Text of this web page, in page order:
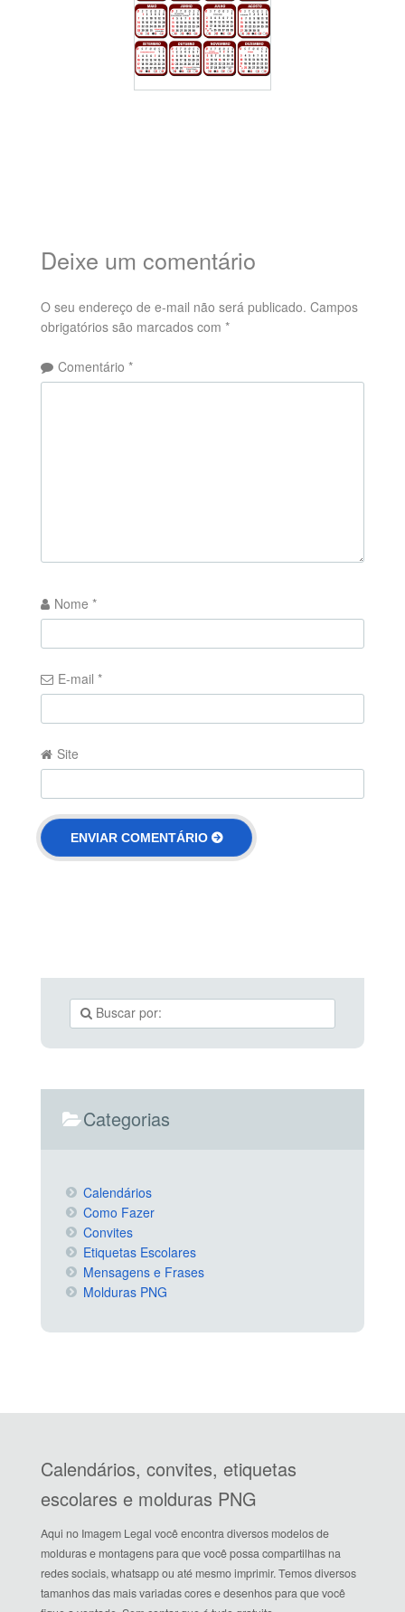
Deixe um comentário
O seu endereço de e-mail não será publicado. Campos
obrigatórios são marcados com *
Comentário *
Nome *
E-mail *
Site
Categorias
Calendários
Como Fazer
Convites
Etiquetas Escolares
Mensagens e Frases
Molduras PNG
Calendários, convites, etiquetas
escolares e molduras PNG
Aqui no Imagem Legal você encontra diversos modelos de
molduras e montagens para que você possa compartilhas na
redes sociais, whatsapp ou até mesmo imprimir. Temos diversos
tamanhos das mais variadas cores e desenhos para que você